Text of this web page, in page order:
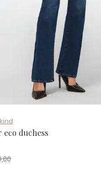
eco duchess